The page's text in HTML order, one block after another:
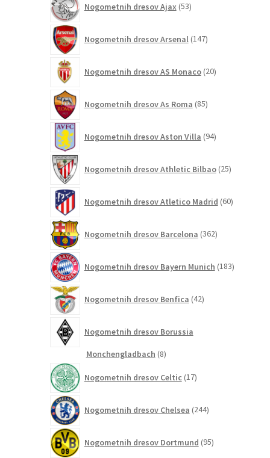
Nogometnih dresov Ajax 53izdelkov
Nogometnih dresov Arsenal 147izdelkov
Nogometnih dresov AS Monaco 20izdelkov
Nogometnih dresov As Roma 85izdelkov
Nogometnih dresov Aston Villa 94izdelkov
Nogometnih dresov Athletic Bilbao 25izdelkov
Nogometnih dresov Atletico Madrid 60izdelkov
Nogometnih dresov Barcelona 362izdelkov
Nogometnih dresov Bayern Munich 183izdelkov
Nogometnih dresov Benfica 42izdelkov
Nogometnih dresov Borussia
Monchengladbach 88
Nogometnih dresov Celtic 17izdelkov
Nogometnih dresov Chelsea 244izdelkov
Nogometnih dresov Dortmund 95izdelkov